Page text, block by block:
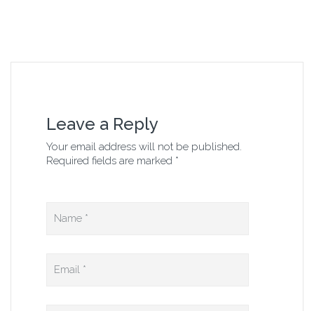
Leave a Reply
Your email address will not be published.
Required fields are marked *